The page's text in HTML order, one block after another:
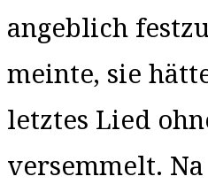
angeblich
meinte, sie
letztes Lied
versemmelt. Na